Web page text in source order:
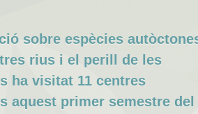
sobre espècies
rius i el perill de les
ha visitat 11 centres
aquest primer semestre del